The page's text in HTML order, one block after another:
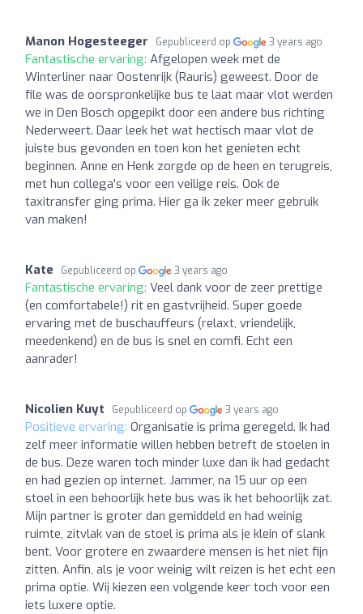
Manon Hogesteeger Gepubliceerd op 3 years ago
Fantastische ervaring: Afgelopen week met de
Winterliner naar Oostenrijk (Rauris) geweest. Door de
file was de oorspronkelijke bus te laat maar vlot werden
we in Den Bosch opgepikt door een andere bus richting
Nederweert. Daar leek het wat hectisch maar vlot de
juiste bus gevonden en toen kon het genieten echt
beginnen. Anne en Henk zorgde op de heen en terugreis,
met hun collega's voor een veilige reis. Ook de
taxitransfer ging prima. Hier ga ik zeker meer gebruik
van maken!
Kate Gepubliceerd op 3 years ago
Fantastische ervaring: Veel dank voor de zeer prettige
(en comfortabele!) rit en gastvrijheid. Super goede
ervaring met de buschauffeurs (relaxt, vriendelijk,
meedenkend) en de bus is snel en comfi. Echt een
aanrader!
Nicolien Kuyt Gepubliceerd op 3 years ago
Positieve ervaring: Organisatie is prima geregeld. Ik had
zelf meer informatie willen hebben betreft de stoelen in
de bus. Deze waren toch minder luxe dan ik had gedacht
en had gezien op internet. Jammer, na 15 uur op een
stoel in een behoorlijk hete bus was ik het behoorlijk zat.
Mijn partner is groter dan gemiddeld en had weinig
ruimte, zitvlak van de stoel is prima als je klein of slank
bent. Voor grotere en zwaardere mensen is het niet fijn
zitten. Anfin, als je voor weinig wilt reizen is het echt een
prima optie. Wij kiezen een volgende keer toch voor een
iets luxere optie.